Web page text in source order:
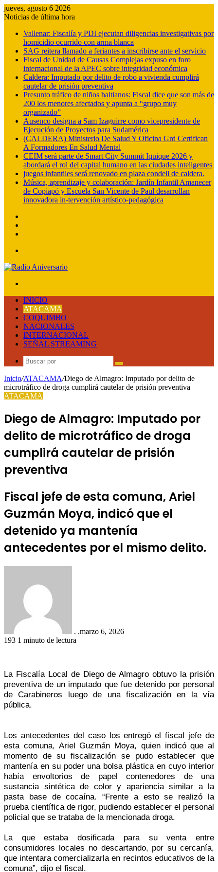
jueves, agosto 6 2026
Noticias de última hora
Vallenar: Fiscalía y PDI ejecutan diligencias investigativas por
homicidio ocurrido con arma blanca
SAG reitera llamado a feriantes a inscribirse ante el servicio
Fiscal de Unidad de Causas Complejas expuso en foro
internacional de la APEC sobre integridad económica
Caldera: Imputado por delito de robo a vivienda cumplirá
cautelar de prisión preventiva
Presunto tráfico de niños haitianos: Fiscal dice que son más de
200 los menores afectados y apunta a “grupo muy
organizado”
Ausenco designa a Sam Izaguirre como vicepresidente de
Ejecución de Proyectos para Sudamérica
(CALDERA) Ministerio De Salud Y Oficina Grd Certifican
A Formadores En Salud Mental
CEIM será parte de Smart City Summit Iquique 2026 y
abordará el rol del capital humano en las ciudades inteligentes
juegos infantiles será renovado en plaza condell de caldera.
Música, aprendizaje y colaboración: Jardín Infantil Amanecer
de Copiapó y Escuela San Vicente de Paul desarrollan
innovadora in-tervención artístico-pedagógica
INICIO
ATACAMA
COQUIMBO
NACIONALES
INTERNACIONAL
SEÑAL STREAMING
Buscar
por
Inicio/ATACAMA/Diego de Almagro: Imputado por delito de
microtráfico de droga cumplirá cautelar de prisión preventiva
ATACAMA
Diego de Almagro: Imputado por
delito de microtráfico de droga
cumplirá cautelar de prisión
preventiva
Fiscal jefe de esta comuna, Ariel
Guzmán Moya, indicó que el
detenido ya mantenía
antecedentes por el mismo delito.
. .marzo 6, 2026
193 1 minuto de lectura
La Fiscalía Local de Diego de Almagro obtuvo la prisión
preventiva de un imputado que fue detenido por personal
de Carabineros luego de una fiscalización en la vía
pública.
Los antecedentes del caso los entregó el fiscal jefe de
esta comuna, Ariel Guzmán Moya, quien indicó que al
momento de su fiscalización se pudo establecer que
mantenía en su poder una bolsa plástica en cuyo interior
había envoltorios de papel contenedores de una
sustancia sintética de color y apariencia similar a la
pasta base de cocaína. “Frente a esto se realizó la
prueba científica de rigor, pudiendo establecer el personal
policial que se trataba de la mencionada droga.
La que estaba dosificada para su venta entre
consumidores locales no descartando, por su cercanía,
que intentara comercializarla en recintos educativos de la
comuna”, dijo el fiscal.